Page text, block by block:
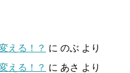
える！？ に のぶ より
える！？ に あさ より